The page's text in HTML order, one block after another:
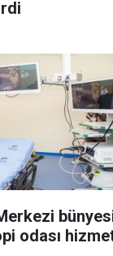
odası